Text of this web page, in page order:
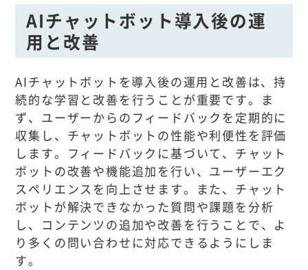
AIチャットボット導入後の運
用と改善
AIチャットボットを導入後の運用と改善は、持
続的な学習と改善を行うことが重要です。ま
ず、ユーザーからのフィードバックを定期的に
収集し、チャットボットの性能や利便性を評価
します。フィードバックに基づいて、チャット
ボットの改善や機能追加を行い、ユーザーエク
スペリエンスを向上させます。また、チャット
ボットが解決できなかった質問や課題を分析
し、コンテンツの追加や改善を行うことで、よ
り多くの問い合わせに対応できるようにしま
す。